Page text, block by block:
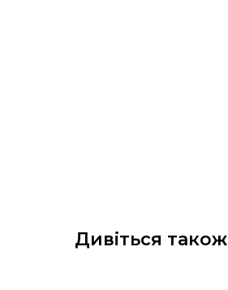
Дивіться також